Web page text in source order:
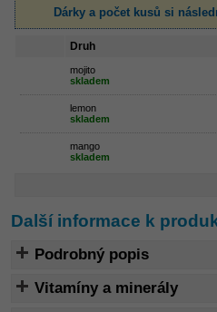
Dárky a počet kusů si
Druh
mojito
skladem
lemon
skladem
mango
skladem
Další informace k
Podrobný popis
Vitamíny a minerály